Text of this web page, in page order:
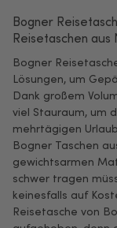
Bogner
Reisetaschen aus
Bogner
Lösungen, um
Dank großem
viel Stauraum, um
mehrtägigen
Bogner Taschen
gewichtsarmen
schwer tragen
keinesfalls auf
Reisetasche von